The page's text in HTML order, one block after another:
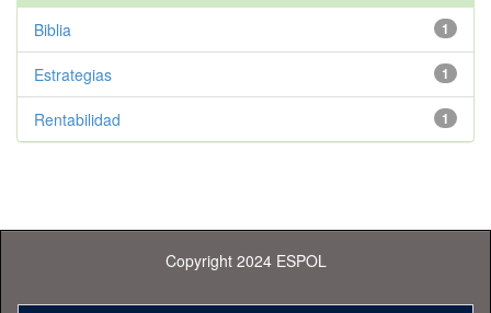
1
Biblia
1
Estrategias
1
Rentabilidad
Copyright 2024 ESPOL